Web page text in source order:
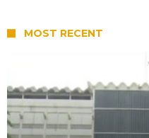
MOST RECENT